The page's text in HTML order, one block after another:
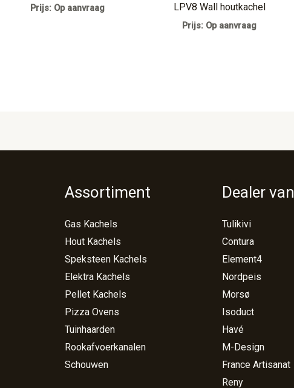
Prijs: Op aanvraag
LPV8 Wall houtkachel
Prijs: Op aanvraag
Assortiment
Gas Kachels
Hout Kachels
Speksteen Kachels
Elektra Kachels
Pellet Kachels
Pizza Ovens
Tuinhaarden
Rookafvoerkanalen
Schouwen
Dealer van
Tulikivi
Contura
Element4
Nordpeis
Morsø
Isoduct
Havé
M-Design
France Artisanat
Reny